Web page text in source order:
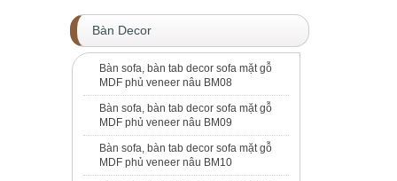
Bàn Decor
Bàn sofa, bàn tab decor sofa mặt gỗ
MDF phủ veneer nâu BM08
Bàn sofa, bàn tab decor sofa mặt gỗ
MDF phủ veneer nâu BM09
Bàn sofa, bàn tab decor sofa mặt gỗ
MDF phủ veneer nâu BM10